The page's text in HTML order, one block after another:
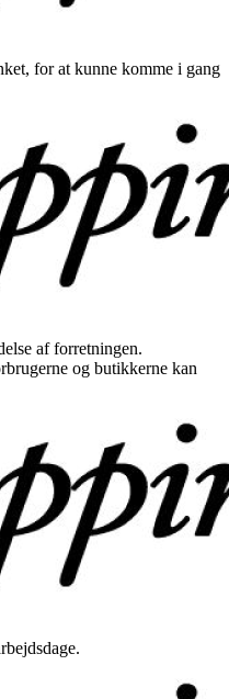
for at kunne komme i gang
af forretningen.
og butikkerne kan